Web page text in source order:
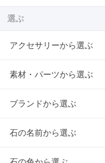
選ぶ
アクセサリーから選ぶ
素材・パーツから選ぶ
ブランドから選ぶ
石の名前から選ぶ